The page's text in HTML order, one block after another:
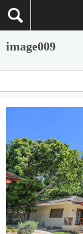
image009